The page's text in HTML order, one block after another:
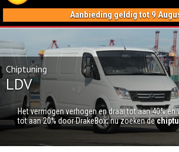
Aanbieding geldig tot 9
Chiptuning
LDV
Het vermogen verhogen en draai tot aan 40% en
tot aan 20% door DrakeBox; nu zoeken de